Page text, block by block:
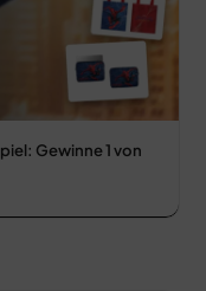
Gewinne 1 von